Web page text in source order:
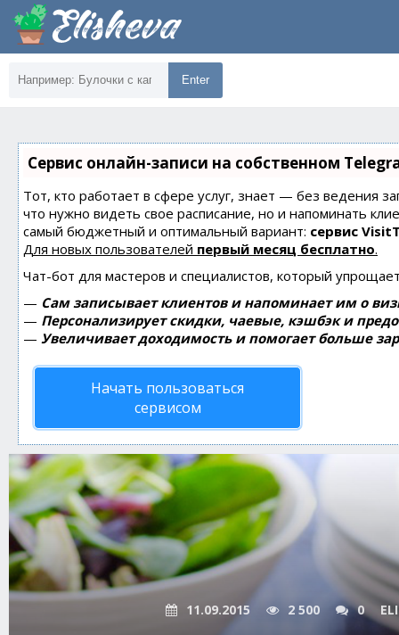
Enter
Сервис онлайн-записи на собственном
Тот, кто работает в сфере услуг, знает — без ведения
что нужно видеть свое расписание, но и напоминать
самый бюджетный и оптимальный вариант: сервис
Для новых пользователей первый месяц бесплатно.
Чат-бот для мастеров и специалистов, который
— Сам записывает клиентов и напоминает им о
— Персонализирует скидки, чаевые, кэшбэк и
— Увеличивает доходимость и помогает больше
Начать пользоваться
сервисом
11.09.2015 2 500 0